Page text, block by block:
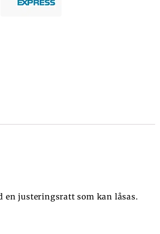
justeringsratt som kan låsas.